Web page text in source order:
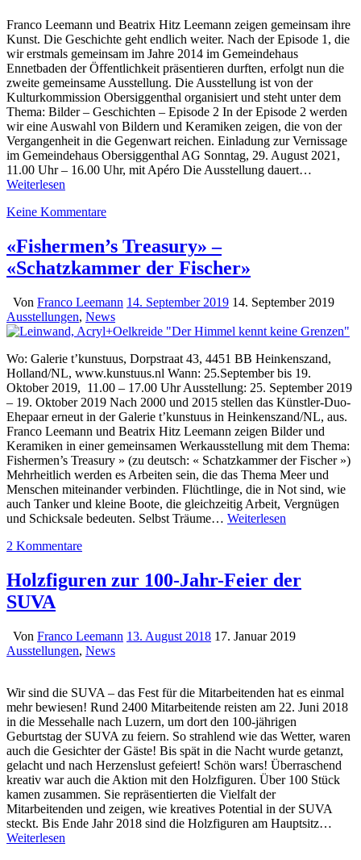
Franco Leemann und Beatrix Hitz Leemann zeigen gemeinsam ihre
Kunst. Die Geschichte geht endlich weiter. Nach der Episode 1, die
wir erstmals gemeinsam im Jahre 2014 im Gemeindehaus
Ennetbaden der Öffentlichkeit präsentieren durften, erfolgt nun die
zweite gemeinsame Ausstellung. Die Ausstellung ist von der
Kulturkommission Obersiggenthal organisiert und steht unter dem
Thema: Bilder – Geschichten – Episode 2 In der Episode 2 werden
wir eine Auswahl von Bildern und Keramiken zeigen, die von der
Vergangenheit in die Gegenwart reichen. Einladung zur Vernissage
im Gemeindehaus Obersiggenthal AG Sonntag, 29. August 2021,
11.00 Uhr – 16.00 Uhr, mit Apéro Die Ausstellung dauert…
Weiterlesen
Keine Kommentare
«Fishermen’s Treasury» –
«Schatzkammer der Fischer»
Von Franco Leemann 14. September 2019 14. September 2019
Ausstellungen, News
Wo: Galerie t’kunstuus, Dorpstraat 43, 4451 BB Heinkenszand,
Holland/NL, www.kunstuus.nl Wann: 25.September bis 19.
Oktober 2019, 11.00 – 17.00 Uhr Ausstellung: 25. September 2019
– 19. Oktober 2019 Nach 2000 und 2015 stellen das Künstler-Duo-
Ehepaar erneut in der Galerie t’kunstuus in Heinkenszand/NL, aus.
Franco Leemann und Beatrix Hitz Leemann zeigen Bilder und
Keramiken in einer gemeinsamen Werkausstellung mit dem Thema:
Fishermen’s Treasury » (zu deutsch: « Schatzkammer der Fischer »)
Mehrheitlich werden es Arbeiten sein, die das Thema Meer und
Menschen miteinander verbinden. Flüchtlinge, die in Not sind, wie
auch Tanker und kleine Boote, die gleichzeitig Arbeit, Vergnügen
und Schicksale bedeuten. Selbst Träume… Weiterlesen
2 Kommentare
Holzfiguren zur 100-Jahr-Feier der
SUVA
Von Franco Leemann 13. August 2018 17. Januar 2019
Ausstellungen, News
Wir sind die SUVA – das Fest für die Mitarbeitenden hat es einmal
mehr bewiesen! Rund 2400 Mitarbeitende reisten am 22. Juni 2018
in die Messehalle nach Luzern, um dort den 100-jährigen
Geburtstag der SUVA zu feiern. So strahlend wie das Wetter, waren
auch die Gesichter der Gäste! Bis spät in die Nacht wurde getanzt,
gelacht und nach Herzenslust gefeiert! Schön wars! Überraschend
kreativ war auch die Aktion mit den Holzfiguren. Über 100 Stück
kamen zusammen. Sie repräsentierten die Vielfalt der
Mitarbeitenden und zeigen, wie kreatives Potential in der SUVA
steckt. Bis Ende Jahr 2018 sind die Holzfiguren am Hauptsitz…
Weiterlesen